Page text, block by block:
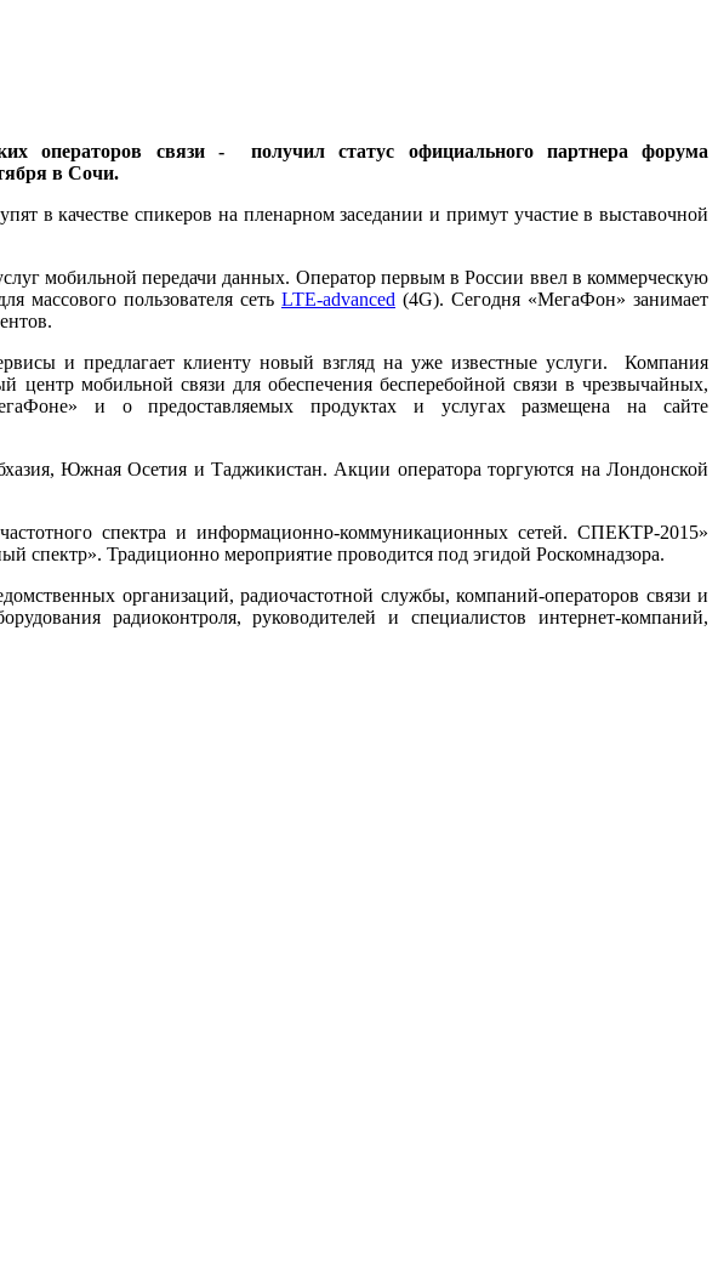
операторов связи ‑ получил статус официального партнера форума
в Сочи.
в качестве спикеров на пленарном заседании и примут участие в выставочной
мобильной передачи данных. Оператор первым в России ввел в коммерческую
массового пользователя сеть LTE-advanced (4G). Сегодня «МегаФон» занимает
и предлагает клиенту новый взгляд на уже известные услуги. Компания
центр мобильной связи для обеспечения бесперебойной связи в чрезвычайных,
и о предоставляемых продуктах и услугах размещена на сайте
Южная Осетия и Таджикистан. Акции оператора торгуются на Лондонской
спектра и информационно-коммуникационных сетей. СПЕКТР-2015»
спектр». Традиционно мероприятие проводится под эгидой Роскомнадзора.
организаций, радиочастотной службы, компаний-операторов связи и
радиоконтроля, руководителей и специалистов интернет-компаний,